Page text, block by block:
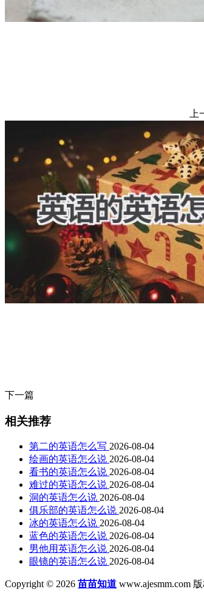
上
下一篇
相关推荐
第二的英语怎么写 2026-08-04
绘画的英语怎么说 2026-08-04
看书的英语怎么说 2026-08-04
难过的英语怎么说 2026-08-04
洞的英语怎么说 2026-08-04
俱乐部的英语怎么说 2026-08-04
冰的英语怎么说 2026-08-04
蓝色的英语怎么说 2026-08-04
男他用英语怎么说 2026-08-04
眼镜的英语怎么说 2026-08-04
Copyright © 2026 苗苗知道 www.ajesmm.com